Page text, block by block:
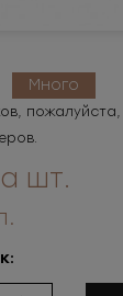
Много
шт.